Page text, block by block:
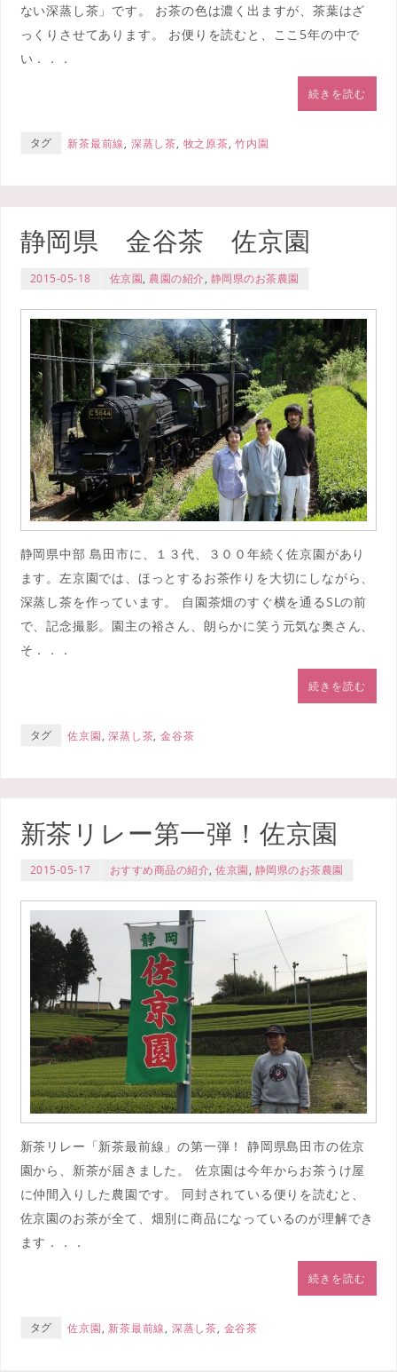
ない深蒸し茶」です。 お茶の色は濃く出ますが、茶葉はざ
っくりさせてあります。 お便りを読むと、ここ5年の中で
い．．．
続きを読む
タグ 新茶最前線, 深蒸し茶, 牧之原茶,竹内園
静岡県 金谷茶 佐京園
2015-05-18 佐京園, 農園の紹介, 静岡県のお茶農園
静岡県中部 島田市に、１３代、３００年続く佐京園があり
ます。左京園では、ほっとするお茶作りを大切にしながら、
深蒸し茶を作っています。 自園茶畑のすぐ横を通るSLの前
で、記念撮影。園主の裕さん、朗らかに笑う元気な奥さん、
そ．．．
続きを読む
タグ 佐京園,深蒸し茶,金谷茶
新茶リレー第一弾！佐京園
2015-05-17 おすすめ商品の紹介,佐京園, 静岡県のお茶農園
新茶リレー「新茶最前線」の第一弾！ 静岡県島田市の佐京
園から、新茶が届きました。 佐京園は今年からお茶うけ屋
に仲間入りした農園です。 同封されている便りを読むと、
佐京園のお茶が全て、畑別に商品になっているのが理解でき
ます．．．
続きを読む
タグ 佐京園, 新茶最前線, 深蒸し茶, 金谷茶